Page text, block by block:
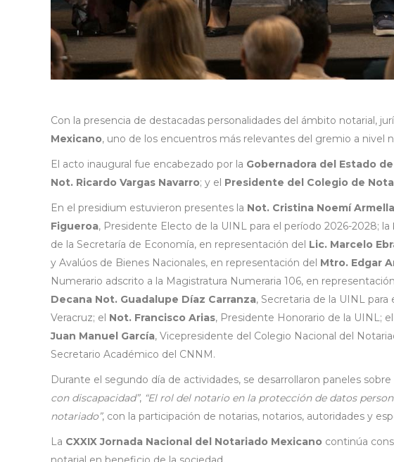
Con la presencia de destacadas personalidades del ámbito notarial,
Mexicano, uno de los encuentros más relevantes del gremio a nivel
El acto inaugural fue encabezado por la Gobernadora del Estado
Not. Ricardo Vargas Navarro; y el Presidente del Colegio de
En el presidium estuvieron presentes la Not. Cristina Noemí Armella
Figueroa, Presidente Electo de la UINL para el período 2026-2028; la
de la Secretaría de Economía, en representación del Lic. Marcelo
y Avalúos de Bienes Nacionales, en representación del Mtro. Edgar
Numerario adscrito a la Magistratura Numeraria 106, en
Decana Not. Guadalupe Díaz Carranza, Secretaria de la UINL
Veracruz; el Not. Francisco Arias, Presidente Honorario de la UINL; el
Juan Manuel García, Vicepresidente del Colegio Nacional del
Secretario Académico del CNNM.
Durante el segundo día de actividades, se desarrollaron paneles
con discapacidad”, “El rol del notario en la protección de datos
notariado”, con la participación de notarias, notarios, autoridades y
La CXXIX Jornada Nacional del Notariado Mexicano continúa